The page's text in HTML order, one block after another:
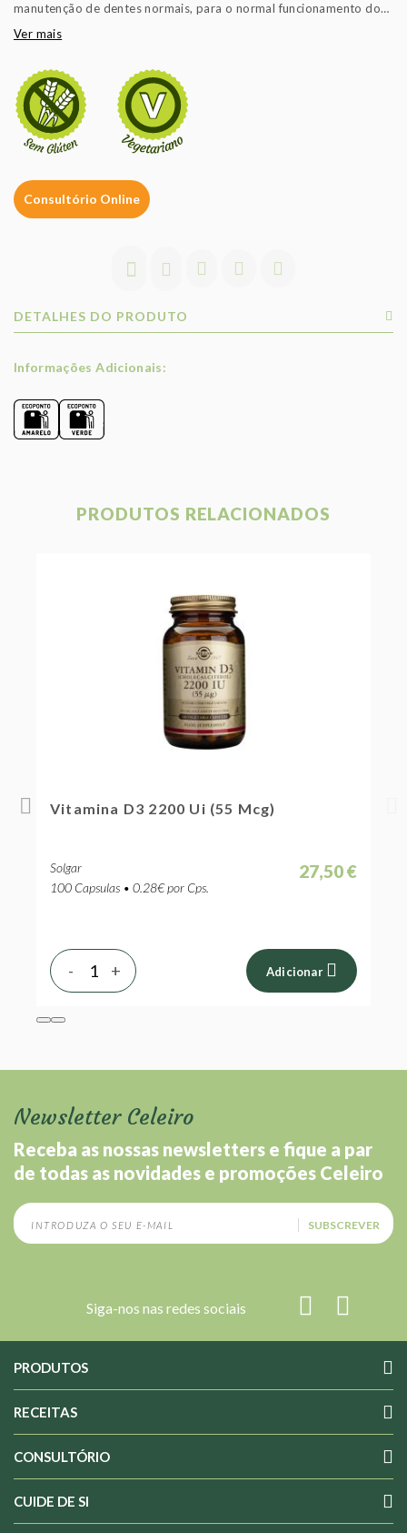
manutenção de dentes normais, para o normal funcionamento do
1 cápsula, de acordo com o modo de tomar, fornece a quantidade
obterem os efeitos benéficos descritos.
É importante seguir um regime alimentar variado, equilibrado e um
estilo de vida saudável.
Sem açúcares
Ver mais
Consultório Online
DETALHES DO PRODUTO
Informações Adicionais:
PRODUTOS RELACIONADOS
Vitamina D3 2200 Ui (55 Mcg)
Solgar
100 Capsulas • 0.28€ por Cps.
27,50 €
+
- Adicionar
Newsletter Celeiro
Receba as nossas newsletters e fique a par
de todas as novidades e promoções Celeiro
SUBSCREVER
Siga-nos nas redes sociais
PRODUTOS
RECEITAS
CONSULTÓRIO
CUIDE DE SI